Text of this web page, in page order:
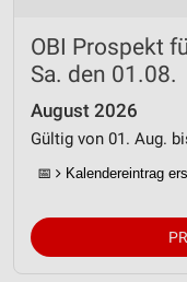
OBI Prospekt
Sa. den 01.08.
August 2026
Gültig von 01. Aug.
📅 Kalendereintrag